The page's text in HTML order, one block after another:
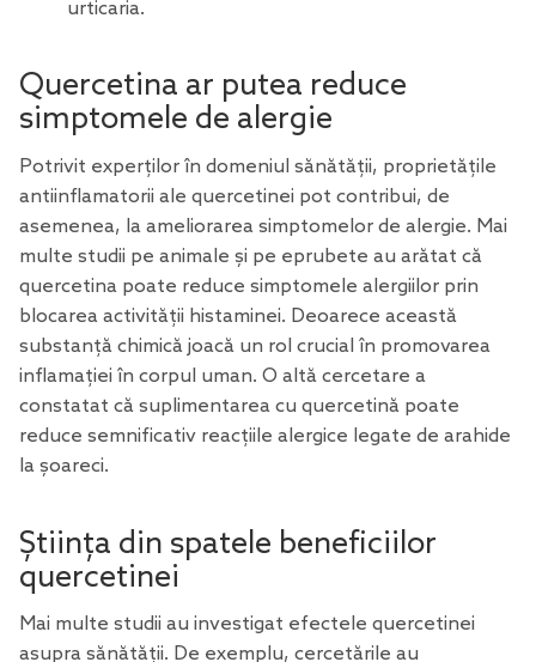
urticaria.
Quercetina ar putea reduce
simptomele de alergie
Potrivit experților în domeniul sănătății, proprietățile
antiinflamatorii ale quercetinei pot contribui, de
asemenea, la ameliorarea simptomelor de alergie. Mai
multe studii pe animale și pe eprubete au arătat că
quercetina poate reduce simptomele alergiilor prin
blocarea activității histaminei. Deoarece această
substanță chimică joacă un rol crucial în promovarea
inflamației în corpul uman. O altă cercetare a
constatat că suplimentarea cu quercetină poate
reduce semnificativ reacțiile alergice legate de arahide
la șoareci.
Știința din spatele beneficiilor
quercetinei
Mai multe studii au investigat efectele quercetinei
asupra sănătății. De exemplu, cercetările au